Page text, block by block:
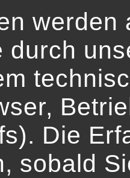
werden
durch
Die
sobald